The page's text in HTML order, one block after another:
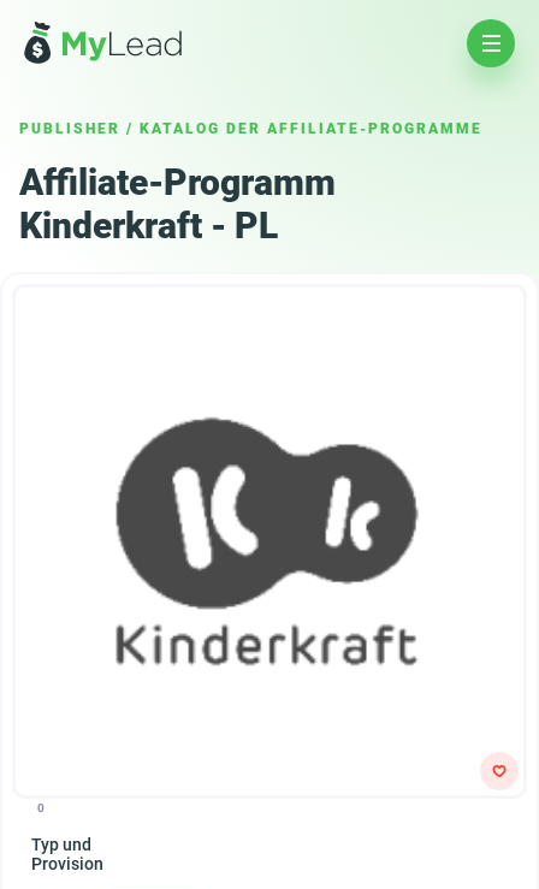
PUBLISHER / KATALOG DER AFFILIATE-PROGRAMME
Affiliate-Programm
Kinderkraft - PL
0
Typ und
Provision